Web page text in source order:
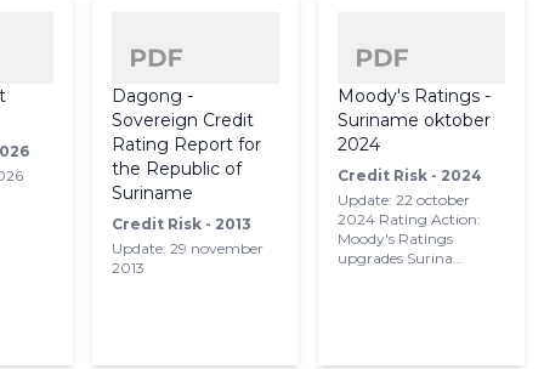
Dagong -
Sovereign Credit
Rating Report for
the Republic of
Suriname
Credit Risk - 2013
Update: 29 november
2013
Moody's Ratings -
Suriname oktober
2024
Credit Risk - 2024
Update: 22 october
2024 Rating Action:
Moody's Ratings
upgrades Surina...